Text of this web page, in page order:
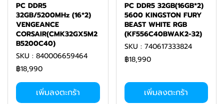
PC DDR5
32GB/5200MHz (16*2)
VENGEANCE
CORSAIR(CMK32GX5M2
B5200C40)
SKU : 840006659464
฿18,990
เพิ่มลงตะกร้า
PC DDR5 32GB(16GB*2)
5600 KINGSTON FURY
BEAST WHITE RGB
(KF556C40BWAK2-32)
SKU : 740617333824
฿18,990
เพิ่มลงตะกร้า